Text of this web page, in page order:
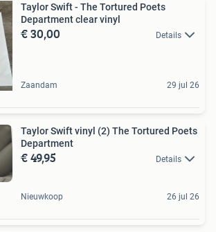
Taylor Swift - The Tortured Poets
Department clear vinyl
€ 30,00 Details
Zaandam 29 jul 26
Taylor Swift vinyl (2) The Tortured Poets
Department
€ 49,95 Details
Nieuwkoop 26 jul 26